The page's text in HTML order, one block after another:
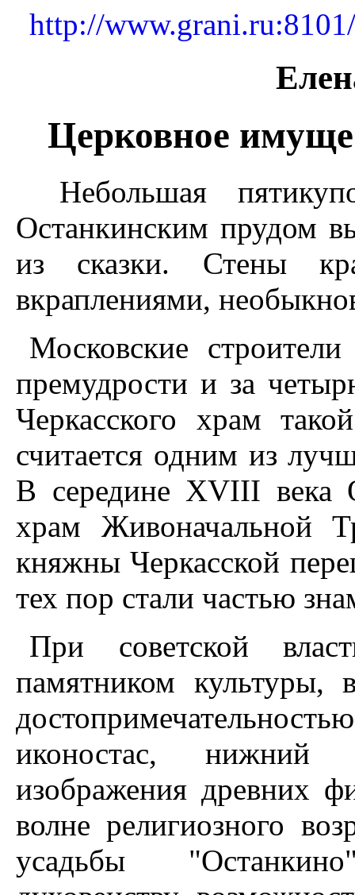
http://
Церковное
Небольшая
Останкинским прудом
из сказки. Стены
вкраплениями,
Московские
премудрости и за
Черкасского храм
считается одним из
В середине XVIII века
храм Живоначальной
княжны Черкасской
тех пор стали частью
При советской
памятником культуры,
иконостас, нижний
изображения древних
волне религиозного
усадьбы